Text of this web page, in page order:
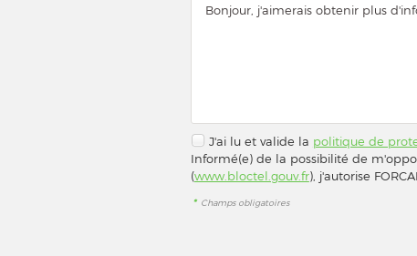
J'ai lu et valide la politique de
Informé(e) de la possibilité de
(www.bloctel.gouv.fr), j'autorise
* Champs obligatoires